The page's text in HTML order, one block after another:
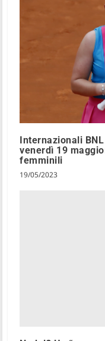
Internazionali
venerdì 19
femminili
19/05/2023